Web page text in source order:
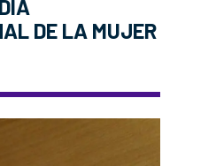
DE LA MUJER